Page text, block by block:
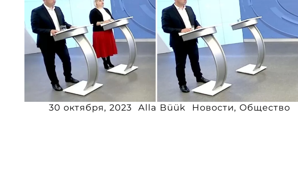
30 октября, 2023 Alla Büük Новости, Общество